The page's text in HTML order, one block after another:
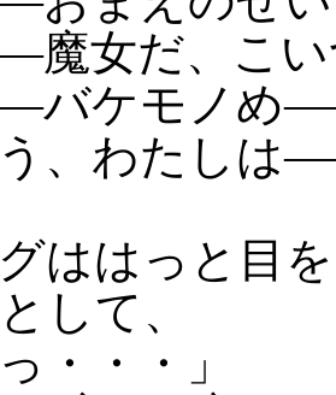
女だ、こ
ケモノめ
、わたしは
はっと目を
して、
・・・」